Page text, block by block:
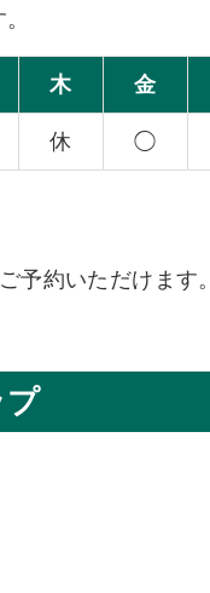
木 金
休 ◯
予約いただけます。
プ